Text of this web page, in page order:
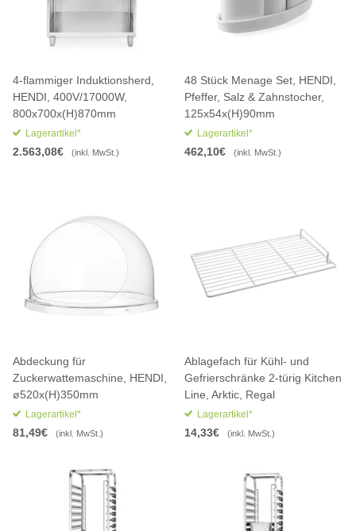
4-flammiger Induktionsherd,
HENDI, 400V/17000W,
800x700x(H)870mm
Lagerartikel*
2.563,08€ (inkl. MwSt.)
48 Stück Menage Set, HENDI,
Pfeffer, Salz & Zahnstocher,
125x54x(H)90mm
Lagerartikel*
462,10€ (inkl. MwSt.)
Abdeckung für
Zuckerwattemaschine, HENDI,
ø520x(H)350mm
Lagerartikel*
81,49€ (inkl. MwSt.)
Ablagefach für Kühl- und
Gefrierschränke 2-türig Kitchen
Line, Arktic, Regal
Lagerartikel*
14,33€ (inkl. MwSt.)